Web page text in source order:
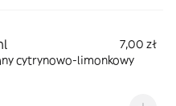
7,00 zł
cytrynowo-limonkowy